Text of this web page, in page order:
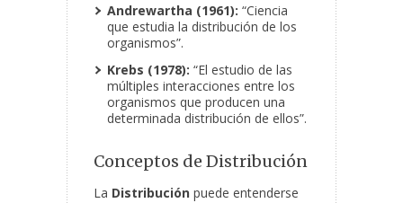
Andrewartha (1961): “Ciencia
que estudia la distribución de los
organismos”.
Krebs (1978): “El estudio de las
múltiples interacciones entre los
organismos que producen una
determinada distribución de ellos”.
Conceptos de Distribución
La Distribución puede entenderse